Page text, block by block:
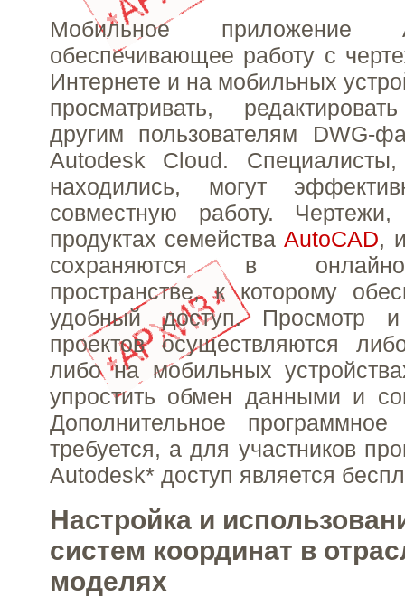
Мобильное приложение
обеспечивающее работу с
Интернете и на мобильных
просматривать,
другим пользователям
Autodesk Cloud.
находились, могут
совместную работу.
продуктах семействаAutoCAD,
сохраняются в
пространстве, к которому
удобный доступ. Просмотр и
проектов осуществляются
либо на мобильных
упростить обмен данными и
Дополнительное
требуется, а для участников
Autodesk* доступ является
Настройка и
систем координат в
моделях